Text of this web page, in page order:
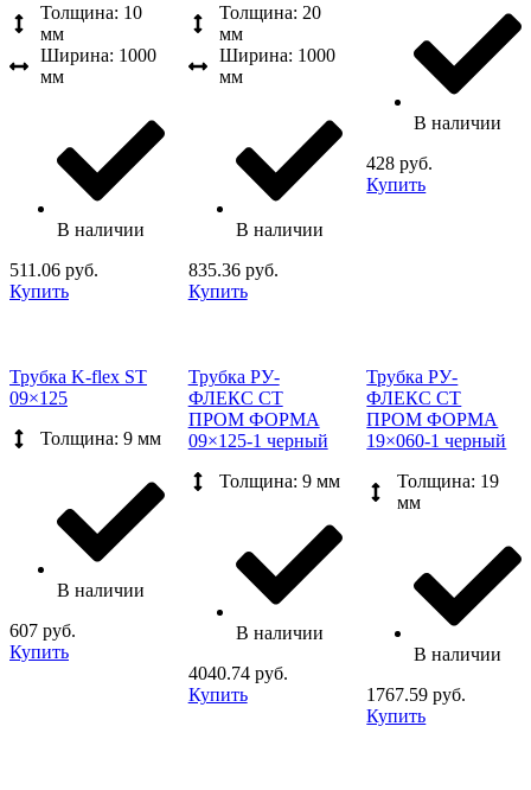
Толщина: 10
мм
Ширина: 1000
мм
В наличии
511.06 руб.
Купить
Толщина: 20
мм
Ширина: 1000
мм
В наличии
835.36 руб.
Купить
В наличии
428 руб.
Купить
Трубка K-flex ST
09×125
Толщина: 9 мм
В наличии
607 руб.
Купить
Трубка РУ-
ФЛЕКС СТ
ПРОМ ФОРМА
09×125-1 черный
Толщина: 9 мм
В наличии
4040.74 руб.
Купить
Трубка РУ-
ФЛЕКС СТ
ПРОМ ФОРМА
19×060-1 черный
Толщина: 19
мм
В наличии
1767.59 руб.
Купить